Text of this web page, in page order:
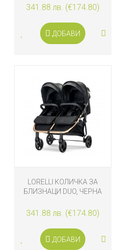
341.88 лв. (€174.80)
ДОБАВИ
LORELLI КОЛИЧКА ЗА
БЛИЗНАЦИ DUO, ЧЕРНА
341.88 лв. (€174.80)
ДОБАВИ